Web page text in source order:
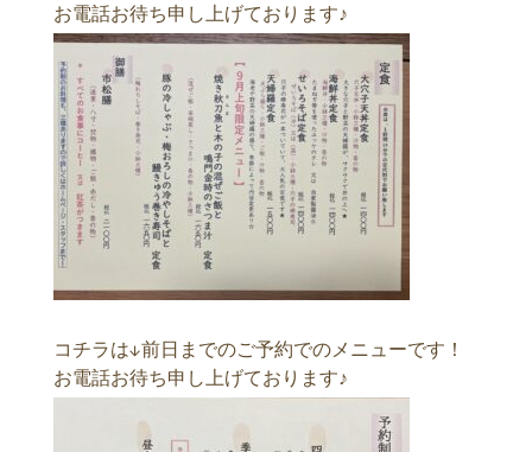
お電話お待ち申し上げております♪
コチラは↓前日までのご予約でのメニューです！
お電話お待ち申し上げております♪